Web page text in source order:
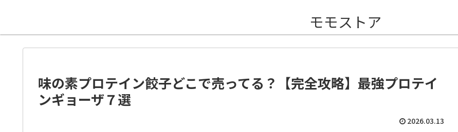
モモストア
味の素プロテイン餃子どこで売ってる？【完全攻略】最強プロテイ
ンギョーザ７選
2026.03.13